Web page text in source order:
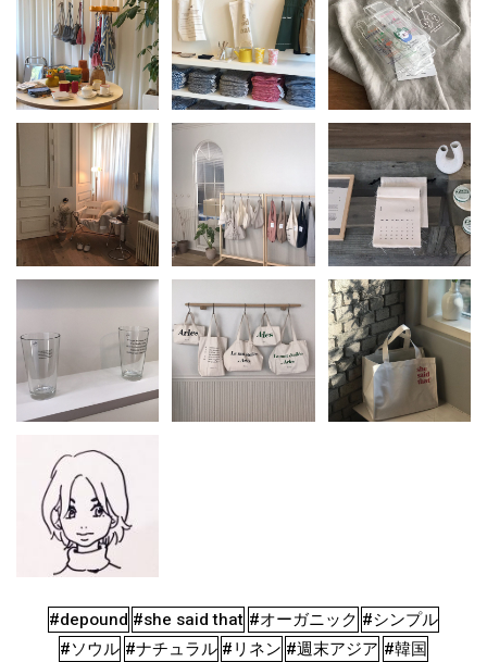
#depound #she said that #オーガニック #シンプル
#ソウル #ナチュラル #リネン #週末アジア #韓国